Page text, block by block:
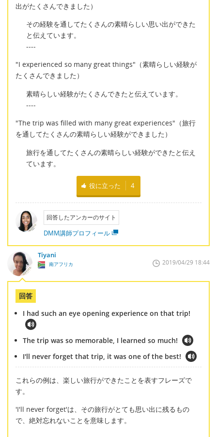
出がたくさんできました）
その経験を通してたくさんの素晴らしい思い出ができた
と伝えています。
----
"I experienced so many great things"（素晴らしい経験が
たくさんできました）
素晴らしい経験がたくさんできたと伝えています。
----
"The trip was filled with many great experiences"（旅行
を通してたくさんの素晴らしい経験ができました）
旅行を通してたくさんの素晴らしい経験ができたと伝え
ています。
役に立った 4
回答したアンカーのサイト
DMM講師プロフィール
Tiyani
南アフリカ 2019/04/29 18:44
回答
I had such an eye opening experience on that trip!
The trip was so memorable, I learned so much!
I'll never forget that trip, it was one of the best!
これらの例は、楽しい旅行ができたことを表すフレーズで
す。
'I'll never forget'は、その旅行がとても思い出に残るもの
で、絶対忘れないことを意味します。